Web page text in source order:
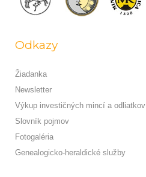
Odkazy
Žiadanka
Newsletter
Výkup investičných mincí a odliatkov
Slovník pojmov
Fotogaléria
Genealogicko-heraldické služby